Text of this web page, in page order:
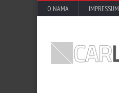
O NAMA IMPRESSUM